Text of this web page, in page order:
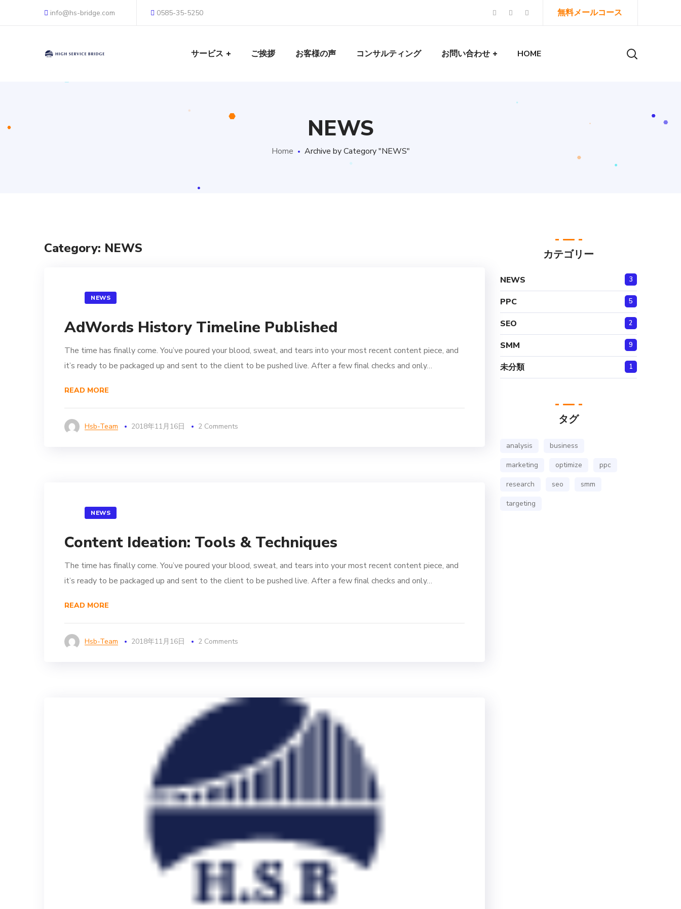
info@hs-bridge.com 0585-35-5250 無料メールコース
サービス ご挨拶 お客様の声 コンサルティング お問い合わせ HOME
NEWS
Home Archive by Category "NEWS"
Category: NEWS
NEWS
AdWords History Timeline Published
The time has finally come. You’ve poured your blood, sweat, and tears into your most recent content piece, and
it’s ready to be packaged up and sent to the client to be pushed live. After a few final checks and only…
READ MORE
Hsb-Team 2018年11月16日 2 Comments
NEWS
Content Ideation: Tools & Techniques
The time has finally come. You’ve poured your blood, sweat, and tears into your most recent content piece, and
it’s ready to be packaged up and sent to the client to be pushed live. After a few final checks and only…
READ MORE
Hsb-Team 2018年11月16日 2 Comments
カテゴリー
NEWS 3
PPC 5
SEO 2
SMM 9
未分類 1
タグ
analysis
business
marketing
optimize
ppc
research
seo
smm
targeting